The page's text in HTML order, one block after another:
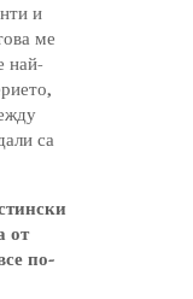
и
ме
най-
са
от
по-